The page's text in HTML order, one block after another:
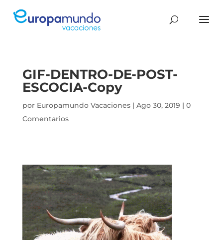
GIF-DENTRO-DE-POST-
ESCOCIA-Copy
por Europamundo Vacaciones| Ago 30, 2019 | 0
Comentarios